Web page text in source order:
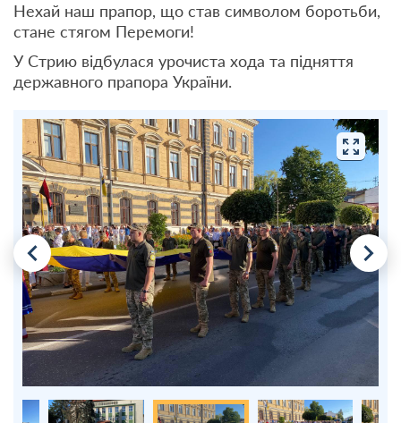
Нехай наш прапор, що став символом боротьби,
стане стягом Перемоги!
У Стрию відбулася урочиста хода та підняття
державного прапора України.